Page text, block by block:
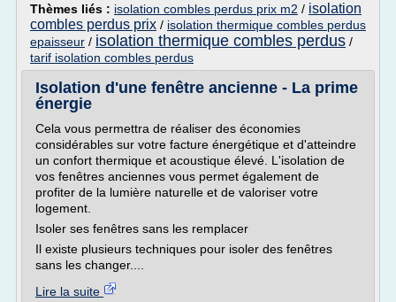
Thèmes liés : isolation combles perdus prix m2 / isolation
combles perdus prix / isolation thermique combles perdus
epaisseur / isolation thermique combles perdus /
tarif isolation combles perdus
Isolation d'une fenêtre ancienne - La prime
énergie
Cela vous permettra de réaliser des économies
considérables sur votre facture énergétique et d'atteindre
un confort thermique et acoustique élevé. L'isolation de
vos fenêtres anciennes vous permet également de
profiter de la lumière naturelle et de valoriser votre
logement.
Isoler ses fenêtres sans les remplacer
Il existe plusieurs techniques pour isoler des fenêtres
sans les changer....
Lire la suite